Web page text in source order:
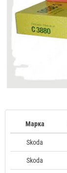
Марка
Skoda
Skoda